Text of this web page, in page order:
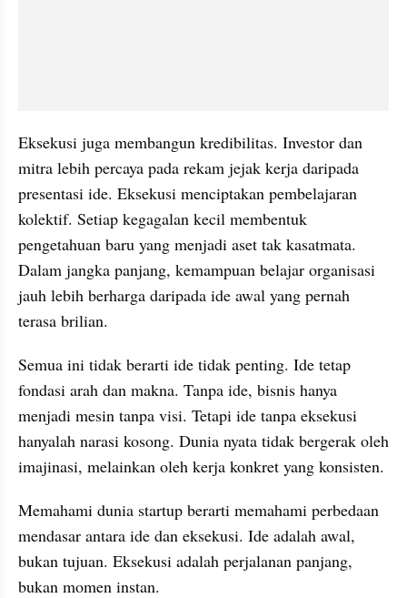
Eksekusi juga membangun kredibilitas. Investor dan
mitra lebih percaya pada rekam jejak kerja daripada
presentasi ide. Eksekusi menciptakan pembelajaran
kolektif. Setiap kegagalan kecil membentuk
pengetahuan baru yang menjadi aset tak kasatmata.
Dalam jangka panjang, kemampuan belajar organisasi
jauh lebih berharga daripada ide awal yang pernah
terasa brilian.
Semua ini tidak berarti ide tidak penting. Ide tetap
fondasi arah dan makna. Tanpa ide, bisnis hanya
menjadi mesin tanpa visi. Tetapi ide tanpa eksekusi
hanyalah narasi kosong. Dunia nyata tidak bergerak oleh
imajinasi, melainkan oleh kerja konkret yang konsisten.
Memahami dunia startup berarti memahami perbedaan
mendasar antara ide dan eksekusi. Ide adalah awal,
bukan tujuan. Eksekusi adalah perjalanan panjang,
bukan momen instan.